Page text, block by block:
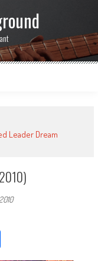
Leader Dream
Partager